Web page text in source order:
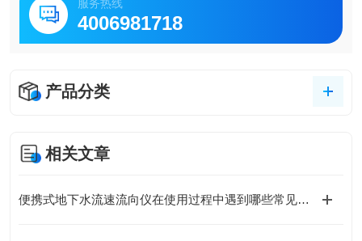
服务热线
4006981718
产品分类
相关文章
便携式地下水流速流向仪在使用过程中遇到哪些常见问题